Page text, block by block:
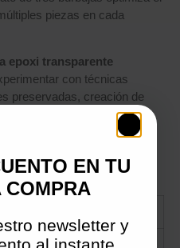
piezas en cada
epoxi transparente
con técnicas
preservadas, creación de
o piezas con capas de
con la luz.
técnicas
EN TU
COMPRA
newsletter y